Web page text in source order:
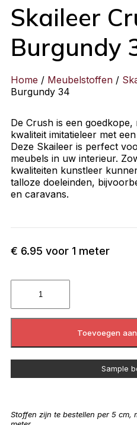
Skaileer
Burgundy
Home / Meubelstoffen /
Burgundy 34
De Crush is een
kwaliteit imitatieleer met
Deze Skaileer is perfect
meubels in uw interieur.
kwaliteiten kunstleer
talloze doeleinden,
en caravans.
€ 6.95 voor 1 meter
Toevoegen
Sample
Stoffen zijn te bestellen per 5 cm,